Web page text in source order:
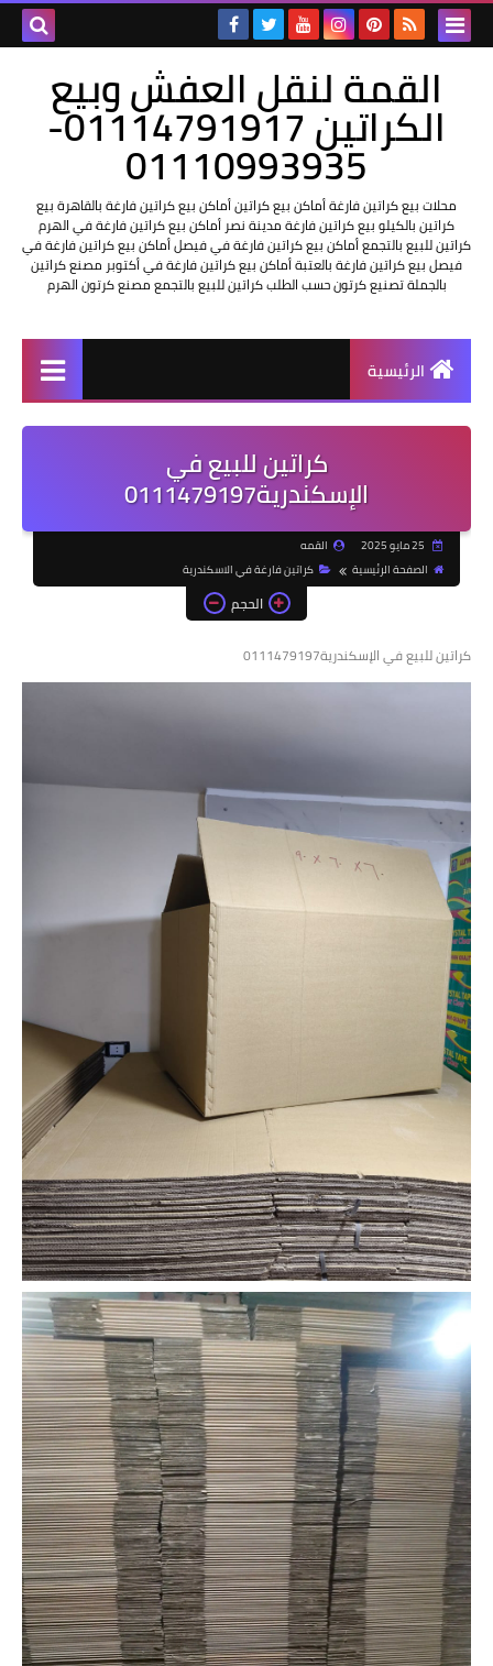
القمة لنقل العفش وبيع
الكراتين 01114791917-
01110993935
محلات بيع كراتين فارغة أماكن بيع كراتين أماكن بيع كراتين فارغة بالقاهرة بيع
كراتين بالكيلو بيع كراتين فارغة مدينة نصر أماكن بيع كراتين فارغة في الهرم
كراتين للبيع بالتجمع أماكن بيع كراتين فارغة في فيصل أماكن بيع كراتين فارغة في
فيصل بيع كراتين فارغة بالعتبة أماكن بيع كراتين فارغة في أكتوبر مصنع كراتين
بالجملة تصنيع كرتون حسب الطلب كراتين للبيع بالتجمع مصنع كرتون الهرم
الرئيسية
كراتين للبيع في
الإسكندرية0111479197
القمه
الصفحة الرئيسية
كراتين فارغة في الاسكندرية
الحجم
كراتين للبيع في الإسكندرية0111479197